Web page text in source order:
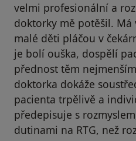
velmi profesionální a
doktorky mě potěšil. Má
malé děti pláčou v
je bolí ouška, dospělí
přednost těm
doktorka dokáže
pacienta trpělivě a
předepisuje s
dutinami na RTG, než